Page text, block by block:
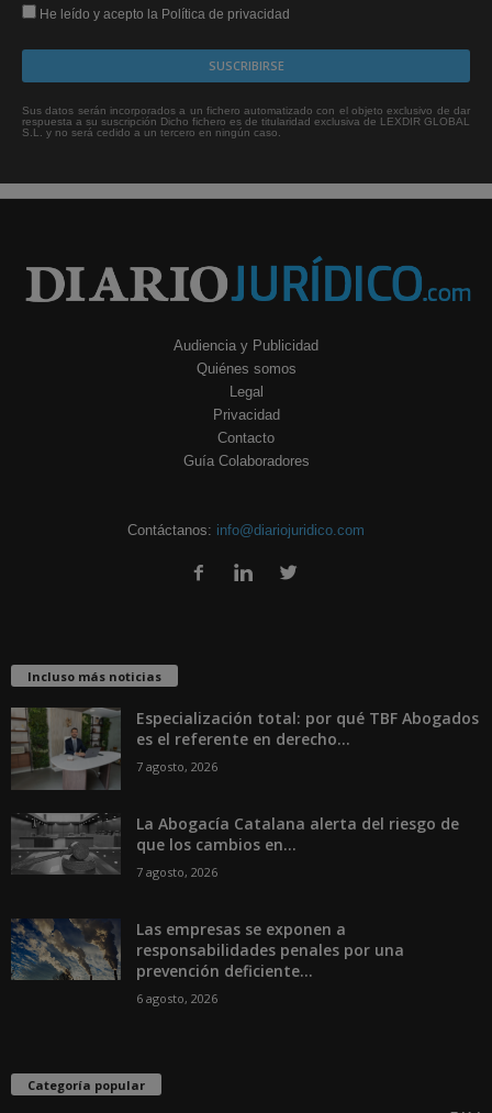
He leído y acepto la Política de privacidad
Sus datos serán incorporados a un fichero automatizado con el objeto exclusivo de dar
respuesta a su suscripción Dicho fichero es de titularidad exclusiva de LEXDIR GLOBAL
S.L. y no será cedido a un tercero en ningún caso.
Audiencia y Publicidad
Quiénes somos
Legal
Privacidad
Contacto
Guía Colaboradores
Contáctanos: info@diariojuridico.com
Incluso más noticias
Especialización total: por qué TBF Abogados
es el referente en derecho...
7 agosto, 2026
La Abogacía Catalana alerta del riesgo de
que los cambios en...
7 agosto, 2026
Las empresas se exponen a
responsabilidades penales por una
prevención deficiente...
6 agosto, 2026
Categoría popular